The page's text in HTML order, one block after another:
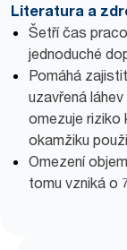
Literatura a
Šetří čas
jednoduché
Pomáhá
uzavřená
omezuje riziko
okamžiku
Omezení
tomu vzniká o